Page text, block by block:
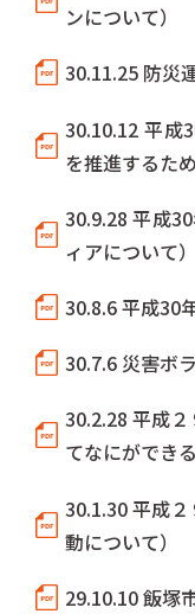
ンについて）
30.11.25 防災
30.10.12 平
を推進するた
30.9.28 平成
ィアについて）
30.8.6 平成30
30.7.6 災害ボ
30.2.28 平成
てなにができ
30.1.30 平成
動について）
29.10.10 飯塚